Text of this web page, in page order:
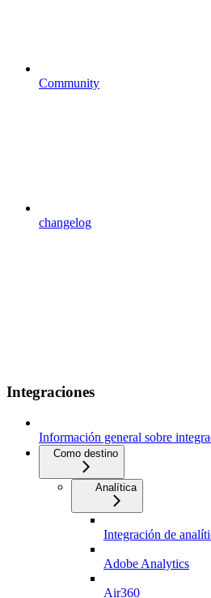
Community
changelog
Integraciones
Información general sobre
Como destino
Analítica
Integración de
Adobe Analytics
Air360